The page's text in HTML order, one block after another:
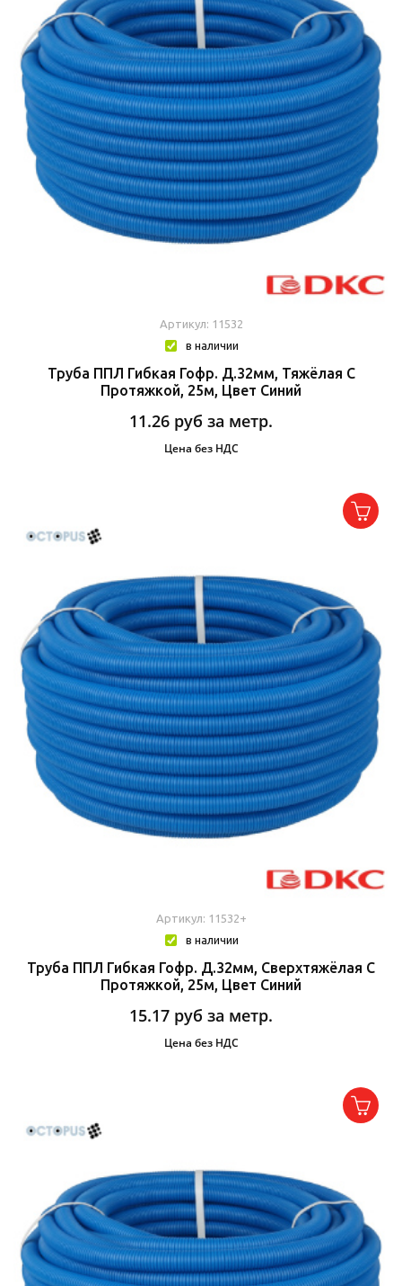
Артикул: 11532
в наличии
Труба ППЛ Гибкая Гофр. Д.32мм, Тяжёлая С
Протяжкой, 25м, Цвет Синий
11.26 руб за метр.
Цена без НДС
Артикул: 11532+
в наличии
Труба ППЛ Гибкая Гофр. Д.32мм, Сверхтяжёлая С
Протяжкой, 25м, Цвет Синий
15.17 руб за метр.
Цена без НДС